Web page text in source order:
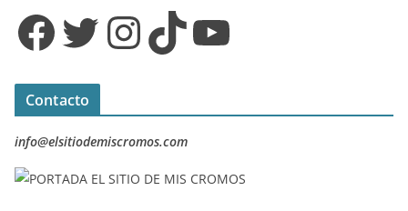
Facebook Twitter InstagramTikTok YouTube
Contacto
info@elsitiodemiscromos.com